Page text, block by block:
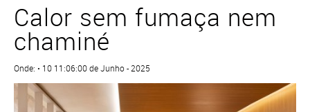
Calor sem fumaça nem
chaminé
Onde: • 10 11:06:00 de Junho - 2025